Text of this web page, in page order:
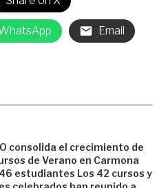
consolida el crecimiento de
de Verano en Carmona
estudiantes Los 42 cursos y
Email